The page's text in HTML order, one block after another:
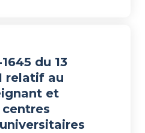
du 13
relatif au
et